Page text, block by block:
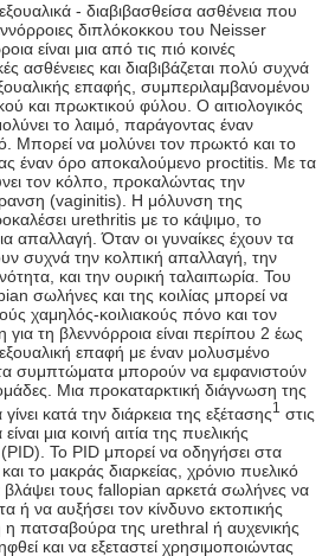
- διαβιβασθείσα ασθένεια που
διπλόκοκκου του Neisser
είναι μια από τις πιό κοινές
ασθένειες και διαβιβάζεται πολύ συχνά
επαφής, συμπεριλαμβανομένου
και πρωκτικού φύλου. Ο αιτιολογικός
το λαιμό, παράγοντας έναν
Μπορεί να μολύνει τον πρωκτό και το
έναν όρο αποκαλούμενο proctitis. Με τα
τον κόλπο, προκαλώντας την
(vaginitis). Η μόλυνση της
urethritis με το κάψιμο, το
απαλλαγή. Όταν οι γυναίκες έχουν τα
συχνά την κολπική απαλλαγή, την
και την ουρική ταλαιπωρία. Του
σωλήνες και της κοιλίας μπορεί να
χαμηλός-κοιλιακούς πόνο και τον
τη βλεννόρροια είναι περίπου 2 έως
επαφή με έναν μολυσμένο
συμπτώματα μπορούν να εμφανιστούν
Μια προκαταρκτική διάγνωση της
κατά την διάρκεια της εξέτασης1 στις
μια κοινή αιτία της πυελικής
Το PID μπορεί να οδηγήσει στα
το μακράς διαρκείας, χρόνιο πυελικό
τους fallopian αρκετά σωλήνες να
ή να αυξήσει τον κίνδυνο εκτοπικής
η πατσαβούρα της urethral ή αυχενικής
και να εξεταστεί χρησιμοποιώντας